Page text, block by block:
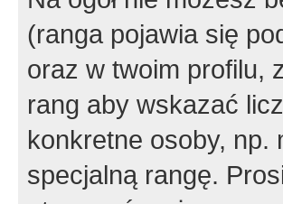
(ranga pojawia się
oraz w twoim profilu,
rang aby wskazać
konkretne osoby,
specjalną rangę.